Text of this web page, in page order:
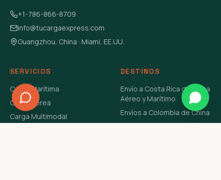
+1-786-866-8709
info@tucargaexpress.com
Guangzhou, China · Miami, EE.UU.
SERVICIOS
Carga Marítima
Carga Aérea
Carga Multimodal
DESTINOS
Envío a Costa Rica de China
Aéreo y Marítimo
Envíos a Colombia de China